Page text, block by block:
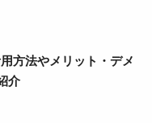
方法やメリット・デメ
介